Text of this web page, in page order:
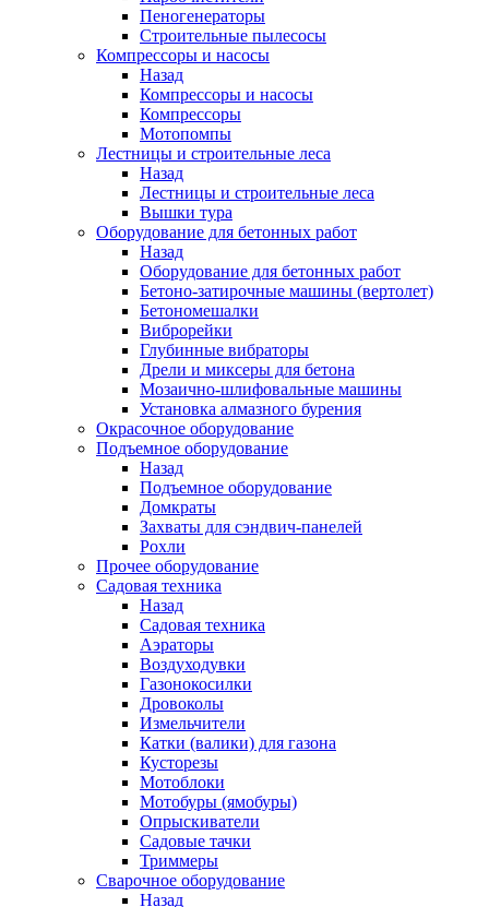
Пеногенераторы
Строительные пылесосы
Компрессоры и насосы
Назад
Компрессоры и насосы
Компрессоры
Мотопомпы
Лестницы и строительные леса
Назад
Лестницы и строительные леса
Вышки тура
Оборудование для бетонных работ
Назад
Оборудование для бетонных работ
Бетоно-затирочные машины (вертолет)
Бетономешалки
Виброрейки
Глубинные вибраторы
Дрели и миксеры для бетона
Мозаично-шлифовальные машины
Установка алмазного бурения
Окрасочное оборудование
Подъемное оборудование
Назад
Подъемное оборудование
Домкраты
Захваты для сэндвич-панелей
Рохли
Прочее оборудование
Садовая техника
Назад
Садовая техника
Аэраторы
Воздуходувки
Газонокосилки
Дровоколы
Измельчители
Катки (валики) для газона
Кусторезы
Мотоблоки
Мотобуры (ямобуры)
Опрыскиватели
Садовые тачки
Триммеры
Сварочное оборудование
Назад